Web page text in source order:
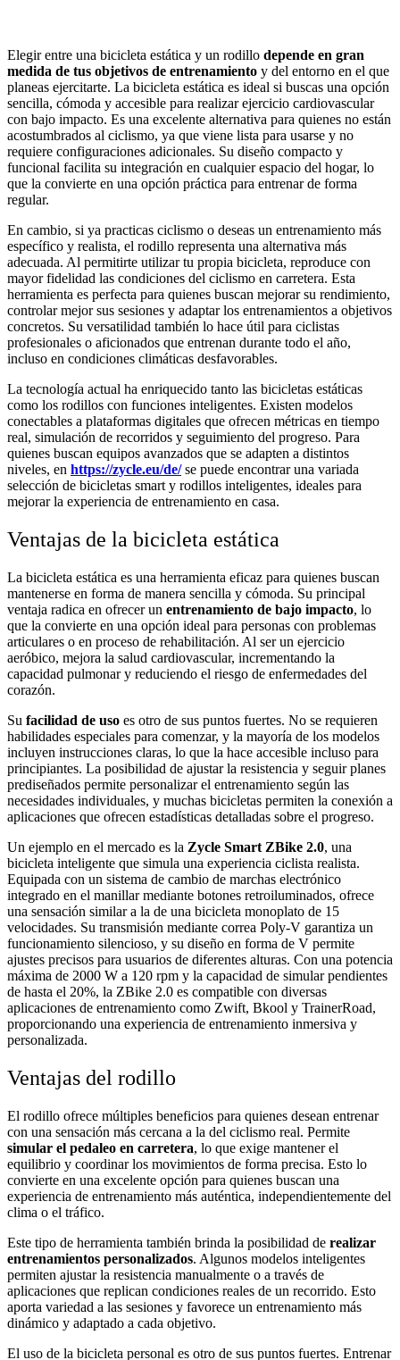
Elegir entre una bicicleta estática y un rodillo depende en gran
medida de tus objetivos de entrenamiento y del entorno en el que
planeas ejercitarte. La bicicleta estática es ideal si buscas una opción
sencilla, cómoda y accesible para realizar ejercicio cardiovascular
con bajo impacto. Es una excelente alternativa para quienes no están
acostumbrados al ciclismo, ya que viene lista para usarse y no
requiere configuraciones adicionales. Su diseño compacto y
funcional facilita su integración en cualquier espacio del hogar, lo
que la convierte en una opción práctica para entrenar de forma
regular.
En cambio, si ya practicas ciclismo o deseas un entrenamiento más
específico y realista, el rodillo representa una alternativa más
adecuada. Al permitirte utilizar tu propia bicicleta, reproduce con
mayor fidelidad las condiciones del ciclismo en carretera. Esta
herramienta es perfecta para quienes buscan mejorar su rendimiento,
controlar mejor sus sesiones y adaptar los entrenamientos a objetivos
concretos. Su versatilidad también lo hace útil para ciclistas
profesionales o aficionados que entrenan durante todo el año,
incluso en condiciones climáticas desfavorables.
La tecnología actual ha enriquecido tanto las bicicletas estáticas
como los rodillos con funciones inteligentes. Existen modelos
conectables a plataformas digitales que ofrecen métricas en tiempo
real, simulación de recorridos y seguimiento del progreso. Para
quienes buscan equipos avanzados que se adapten a distintos
niveles, en https://zycle.eu/de/se puede encontrar una variada
selección de bicicletas smart y rodillos inteligentes, ideales para
mejorar la experiencia de entrenamiento en casa.
Ventajas de la bicicleta estática
La bicicleta estática es una herramienta eficaz para quienes buscan
mantenerse en forma de manera sencilla y cómoda. Su principal
ventaja radica en ofrecer un entrenamiento de bajo impacto, lo
que la convierte en una opción ideal para personas con problemas
articulares o en proceso de rehabilitación. Al ser un ejercicio
aeróbico, mejora la salud cardiovascular, incrementando la
capacidad pulmonar y reduciendo el riesgo de enfermedades del
corazón.
Su facilidad de uso es otro de sus puntos fuertes. No se requieren
habilidades especiales para comenzar, y la mayoría de los modelos
incluyen instrucciones claras, lo que la hace accesible incluso para
principiantes. La posibilidad de ajustar la resistencia y seguir planes
prediseñados permite personalizar el entrenamiento según las
necesidades individuales, y muchas bicicletas permiten la conexión a
aplicaciones que ofrecen estadísticas detalladas sobre el progreso.
Un ejemplo en el mercado es la Zycle Smart ZBike 2.0, una
bicicleta inteligente que simula una experiencia ciclista realista.
Equipada con un sistema de cambio de marchas electrónico
integrado en el manillar mediante botones retroiluminados, ofrece
una sensación similar a la de una bicicleta monoplato de 15
velocidades. Su transmisión mediante correa Poly-V garantiza un
funcionamiento silencioso, y su diseño en forma de V permite
ajustes precisos para usuarios de diferentes alturas. Con una potencia
máxima de 2000 W a 120 rpm y la capacidad de simular pendientes
de hasta el 20%, la ZBike 2.0 es compatible con diversas
aplicaciones de entrenamiento como Zwift, Bkool y TrainerRoad,
proporcionando una experiencia de entrenamiento inmersiva y
personalizada.
Ventajas del rodillo
El rodillo ofrece múltiples beneficios para quienes desean entrenar
con una sensación más cercana a la del ciclismo real. Permite
simular el pedaleo en carretera, lo que exige mantener el
equilibrio y coordinar los movimientos de forma precisa. Esto lo
convierte en una excelente opción para quienes buscan una
experiencia de entrenamiento más auténtica, independientemente del
clima o el tráfico.
Este tipo de herramienta también brinda la posibilidad de realizar
entrenamientos personalizados. Algunos modelos inteligentes
permiten ajustar la resistencia manualmente o a través de
aplicaciones que replican condiciones reales de un recorrido. Esto
aporta variedad a las sesiones y favorece un entrenamiento más
dinámico y adaptado a cada objetivo.
El uso de la bicicleta personal es otro de sus puntos fuertes. Entrenar